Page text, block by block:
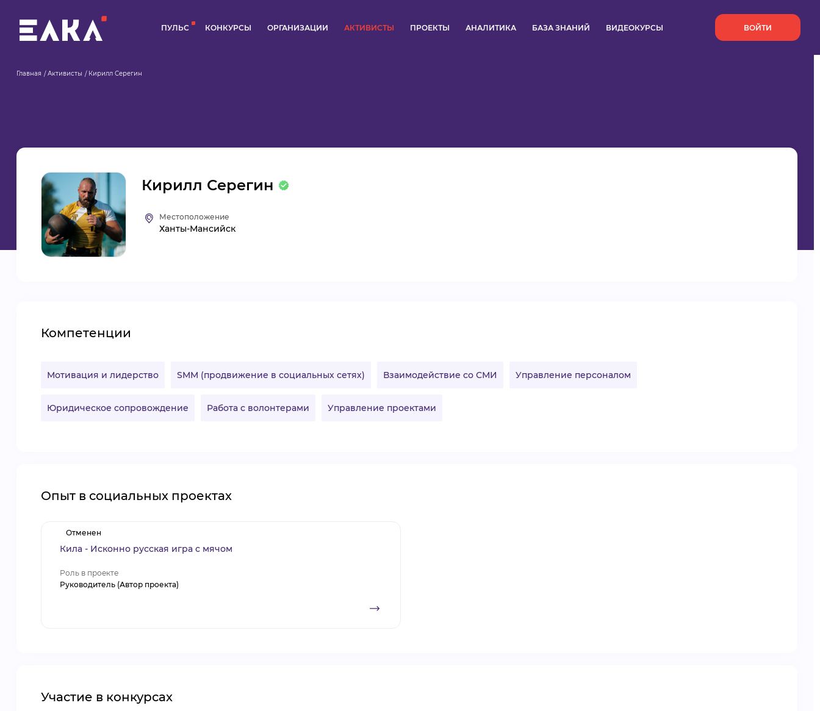
ПУЛЬС КОНКУРСЫ ОРГАНИЗАЦИИ АКТИВИСТЫ ПРОЕКТЫ АНАЛИТИКА БАЗА ЗНАНИЙ ВИДЕОКУРСЫ ВОЙТИ
Главная Активисты Кирилл Серегин
Кирилл Серегин
Местоположение
Ханты-Мансийск
Компетенции
Мотивация и лидерство SMM (продвижение в социальных сетях) Взаимодействие со СМИ Управление персоналом
Юридическое сопровождение Работа с волонтерами Управление проектами
Опыт в социальных проектах
Отменен
Кила - Исконно русская игра с мячом
Роль в проекте
Руководитель (Автор проекта)
Участие в конкурсах